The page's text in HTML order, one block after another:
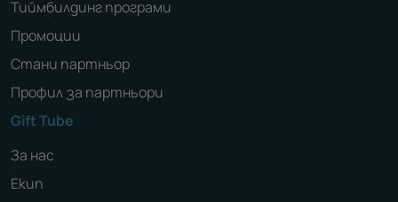
Тиймбилдинг програми
Промоции
Стани партньор
Профил за партньори
Gift Tube
За нас
Екип